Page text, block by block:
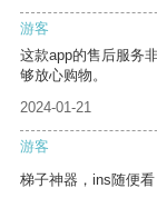
游客
这款app的售后服务
够放心购物。
2024-01-21
游客
梯子神器，ins随便看